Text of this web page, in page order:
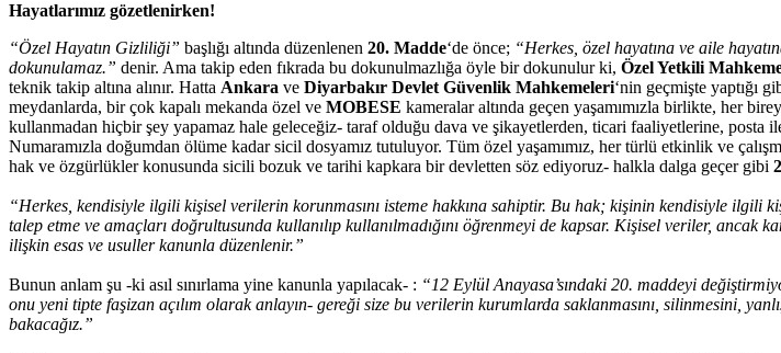
Hayatlarımız gözetlenirken!
“Özel Hayatın Gizliliği” başlığı altında düzenlenen 20. Madde‘de önce; “Herkes, özel hayatına ve aile
dokunulamaz.” denir. Ama takip eden fıkrada bu dokunulmazlığa öyle bir dokunulur ki, Özel Yetkili
teknik takip altına alınır. Hatta Ankara ve Diyarbakır Devlet Güvenlik Mahkemeleri‘nin geçmişte yaptığı
meydanlarda, bir çok kapalı mekanda özel ve MOBESE kameralar altında geçen yaşamımızla birlikte, her
kullanmadan hiçbir şey yapamaz hale geleceğiz- taraf olduğu dava ve şikayetlerden, ticari faaliyetlerine, posta
Numaramızla doğumdan ölüme kadar sicil dosyamız tutuluyor. Tüm özel yaşamımız, her türlü etkinlik ve
hak ve özgürlükler konusunda sicili bozuk ve tarihi kapkara bir devletten söz ediyoruz- halkla dalga geçer gibi
“Herkes, kendisiyle ilgili kişisel verilerin korunmasını isteme hakkına sahiptir. Bu hak; kişinin kendisiyle
talep etme ve amaçları doğrultusunda kullanılıp kullanılmadığını öğrenmeyi de kapsar. Kişisel veriler,
ilişkin esas ve usuller kanunla düzenlenir.”
Bunun anlam şu -ki asıl sınırlama yine kanunla yapılacak- : “12 Eylül Anayasa’sındaki 20. maddeyi
onu yeni tipte faşizan açılım olarak anlayın- gereği size bu verilerin kurumlarda saklanmasını, silinmesini,
bakacağız.”